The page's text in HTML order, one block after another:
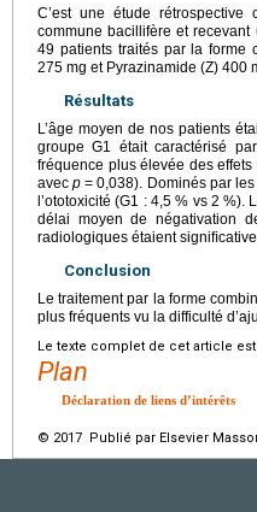
C’est une étude
commune bacillifère et
49 patients traités par la forme
275 mg et Pyrazinamide (Z) 400
Résultats
L’âge moyen de nos patients
groupe G1 était caractérisé
fréquence plus élevée des
avecp = 0,038). Dominés par
l’ototoxicité (G1 : 4,5 % vs 2
délai moyen de négativation
radiologiques étaient
Conclusion
Le traitement par la forme
plus fréquents vu la difficulté
Le texte complet de cet article
Plan
Déclaration de liens d’intérêts
© 2017 Publié par Elsevier